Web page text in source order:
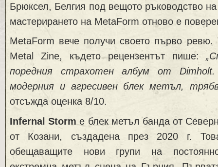
Брюксел, Белгия под вещото ръководство
мастерирането на MetaForm отново е
MetaForm вече получи своето първо
Metal Zine, където рецензентът пише:
поредния страхотен албум от
модерния и агресивен блек метъл,
отсъжда оценка 8/10.
Infernal Storm е блек метъл банда от
от Козани, създадена през 2020 г.
обещаващите нови групи на